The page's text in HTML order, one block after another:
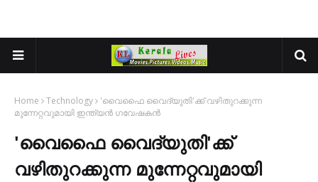
Home Technology
'വൈഫൈ വൈദ്യുതി'ക്ക് വഴിതുറക്കുന്ന
മുന്നേറ്റവുമായി ഇന്ത്യന്‍ ഗവേഷകന്‍
'വൈഫൈ വൈദ്യുതി'ക്ക്
വഴിതുറക്കുന്ന മുന്നേറ്റവുമായി